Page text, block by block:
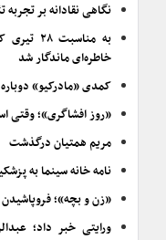
نگاهی نقادانه بر
به
خاطره‌ای ماندگار شد
کمدی «مادرکیو»
«روز افشاگری»؛ وقتی
مریم همتیان درگذشت
نامه خانه سینما به
«زن و بچه»؛ فروپاشیدن
ورایتی خبر داد؛